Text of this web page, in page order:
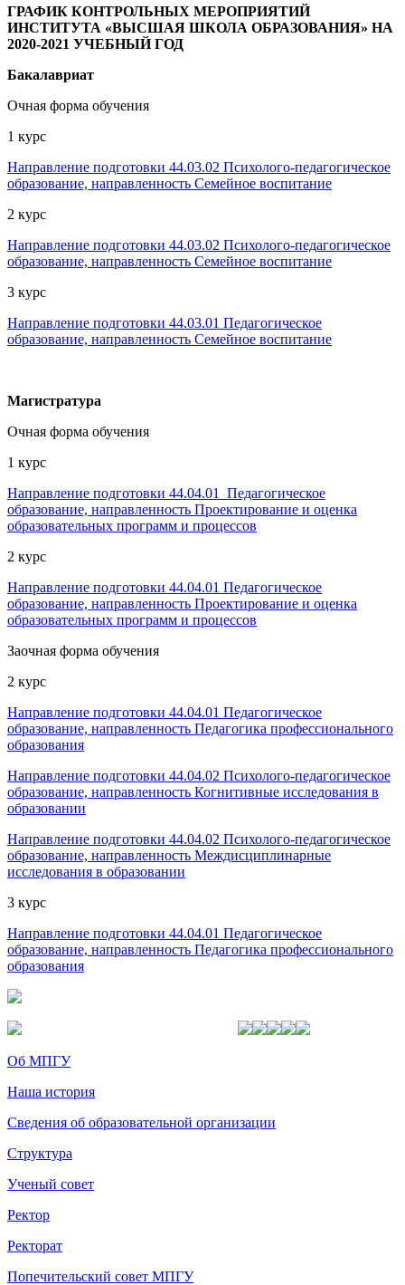
ГРАФИК КОНТРОЛЬНЫХ МЕРОПРИЯТИЙ
ИНСТИТУТА «ВЫСШАЯ ШКОЛА ОБРАЗОВАНИЯ» НА
2020-2021 УЧЕБНЫЙ ГОД
Бакалавриат
Очная форма обучения
1 курс
Направление подготовки 44.03.02 Психолого-педагогическое
образование, направленность Семейное воспитание
2 курс
Направление подготовки 44.03.02 Психолого-педагогическое
образование, направленность Семейное воспитание
3 курс
Направление подготовки 44.03.01 Педагогическое
образование, направленность Семейное воспитание
Магистратура
Очная форма обучения
1 курс
Направление подготовки 44.04.01 Педагогическое
образование, направленность Проектирование и оценка
образовательных программ и процессов
2 курс
Направление подготовки 44.04.01 Педагогическое
образование, направленность Проектирование и оценка
образовательных программ и процессов
Заочная форма обучения
2 курс
Направление подготовки 44.04.01 Педагогическое
образование, направленность Педагогика профессионального
образования
Направление подготовки 44.04.02 Психолого-педагогическое
образование, направленность Когнитивные исследования в
образовании
Направление подготовки 44.04.02 Психолого-педагогическое
образование, направленность Междисциплинарные
исследования в образовании
3 курс
Направление подготовки 44.04.01 Педагогическое
образование, направленность Педагогика профессионального
образования
Об МПГУ
Наша история
Сведения об образовательной организации
Структура
Ученый совет
Ректор
Ректорат
Попечительский совет МПГУ